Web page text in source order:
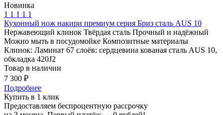
Новинка
1 1 1 1 1
Кухонный нож накири премиум серия Бриз сталь AUS 10
Нержавеющий клинок Твёрдая сталь Прочный и надёжный
Можно мыть в посудомойке Композитные материалы
Клинок: Ламинат 67 слоёв: сердцевина кованая сталь AUS 10,
обкладка 420J2
Товар в наличии
7 300 ₽
Подробнее
Купить в 1 клик
Предоставляем беспроцентную рассрочку